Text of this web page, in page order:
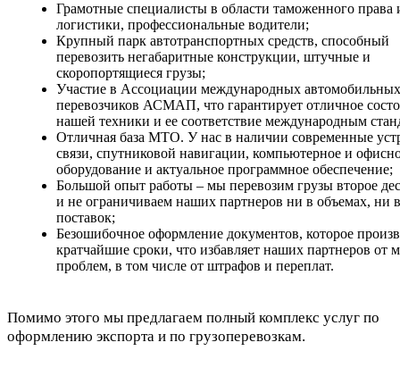
Грамотные специалисты в области таможенного права
логистики, профессиональные водители;
Крупный парк автотранспортных средств, способный
перевозить негабаритные конструкции, штучные и
скоропортящиеся грузы;
Участие в Ассоциации международных автомобильных
перевозчиков АСМАП, что гарантирует отличное
нашей техники и ее соответствие международным
Отличная база МТО. У нас в наличии современные
связи, спутниковой навигации, компьютерное и
оборудование и актуальное программное обеспечение;
Большой опыт работы – мы перевозим грузы второе
и не ограничиваем наших партнеров ни в объемах, ни
поставок;
Безошибочное оформление документов, которое
кратчайшие сроки, что избавляет наших партнеров от
проблем, в том числе от штрафов и переплат.
Помимо этого мы предлагаем полный комплекс услуг по
оформлению экспорта и по грузоперевозкам.